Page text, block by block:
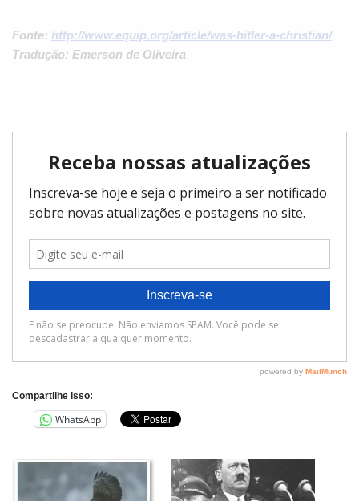
Fonte: http://www.equip.org/article/was-hitler-a-christian/
Tradução: Emerson de Oliveira
Compartilhe isso:
WhatsApp